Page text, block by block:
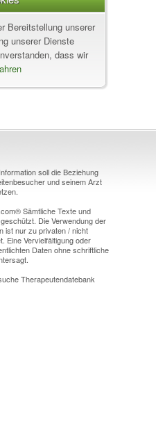
Bereitstellung unserer
unserer Dienste
dass wir
soll die Beziehung
und seinem Arzt
Sämtliche Texte und
Die Verwendung der
ist nur zu privaten / nicht
Eine Vervielfältigung oder
Daten ohne schriftliche
Therapeutendatebank